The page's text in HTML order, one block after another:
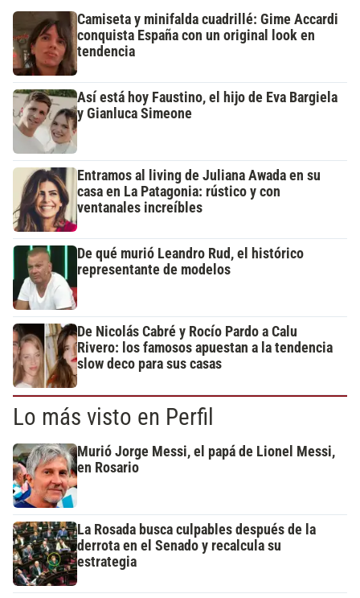
Camiseta y minifalda cuadrillé: Gime Accardi
conquista España con un original look en
tendencia
Así está hoy Faustino, el hijo de Eva Bargiela
y Gianluca Simeone
Entramos al living de Juliana Awada en su
casa en La Patagonia: rústico y con
ventanales increíbles
De qué murió Leandro Rud, el histórico
representante de modelos
De Nicolás Cabré y Rocío Pardo a Calu
Rivero: los famosos apuestan a la tendencia
slow deco para sus casas
Lo más visto en Perfil
Murió Jorge Messi, el papá de Lionel Messi,
en Rosario
La Rosada busca culpables después de la
derrota en el Senado y recalcula su
estrategia